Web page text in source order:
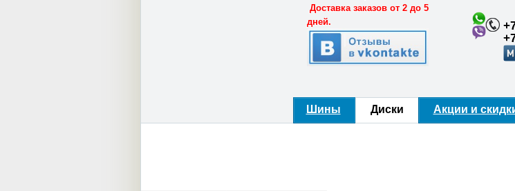
Доставка заказов от 2 до 5
дней.
Шины Диски Акции и